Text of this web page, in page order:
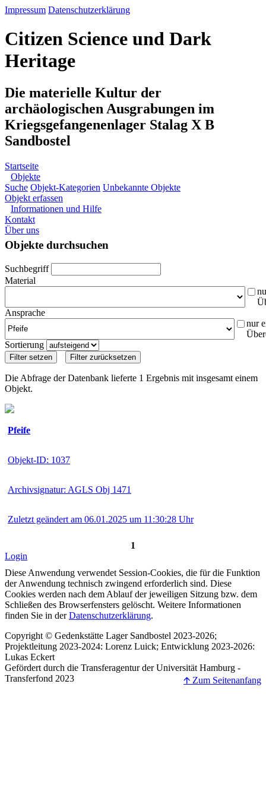
Impressum Datenschutzerklärung
Citizen Science und Dark
Heritage
Die materielle Kultur der
archäologischen Ausgrabungen im
Kriegsgefangenenlager Stalag X B
Sandbostel
Startseite
Objekte
Suche Objekt-Kategorien Unbekannte Objekte
Objekt erfassen
Informationen und Hilfe
Kontakt
Über uns
Objekte durchsuchen
Suchbegriff
Material
Ansprache
nur
Sortierung
Die Abfrage der Datenbank lieferte 1 Ergebnis mit insgesamt einem
Objekt.
Pfeife
Objekt-ID: 1037
Archivsignatur: AGLS Obj 1471
Zuletzt geändert am 06.01.2025 um 11:30:28 Uhr
1
Login
Diese Anwendung verwendet Session-Cookies, die für die Funktion
der Anwendung technisch zwingend erforderlich sind. Diese
Cookies werden nach dem Ablauf der jeweiligen Sitzung bzw. dem
Schließen des Browserfensters gelöscht. Weitere Informationen
finden Sie in derDatenschutzerklärung.
Copyright © Gedenkstätte Lager Sandbostel 2023-2026;
Projektleitung 2023-2024: Lorenz Luick; Entwicklung 2023-2026:
Lukas Eckert
Gefördert durch die Transferagentur der Universität Hamburg -
Transferfond 2023
🡩 Zum Seitenanfang